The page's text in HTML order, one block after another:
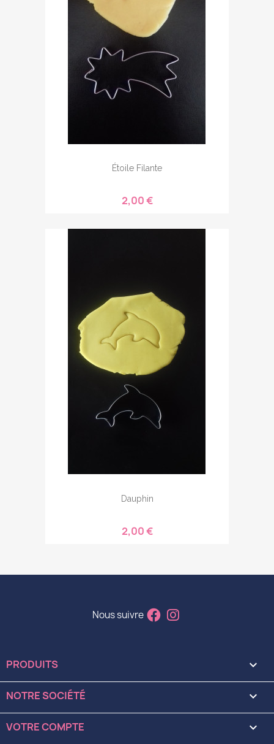
Étoile Filante
2,00 €
Dauphin
2,00 €
Nous suivre
PRODUITS 
NOTRE SOCIÉTÉ 
VOTRE COMPTE 